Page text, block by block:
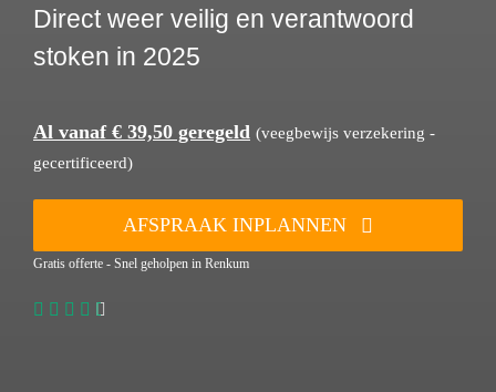
Direct weer veilig en verantwoord
stoken in 2025
Al vanaf € 39,50 geregeld (veegbewijs verzekering -
gecertificeerd)
AFSPRAAK INPLANNEN
Gratis offerte - Snel geholpen in Renkum